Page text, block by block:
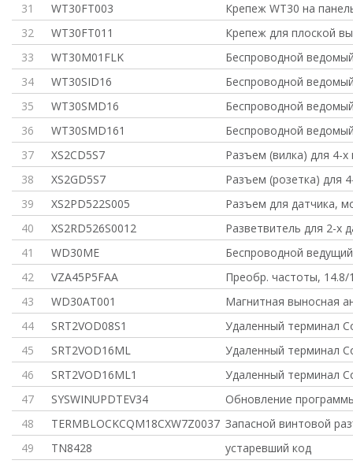
31
WT30FT003
Крепеж WT30 на
32
WT30FT011
Крепеж для плоской
33
WT30M01FLK
Беспроводной
34
WT30SID16
Беспроводной
35
WT30SMD16
Беспроводной
36
WT30SMD161
Беспроводной
37
XS2CD5S7
Разъем (вилка) для 4-х
38
XS2GD5S7
Разъем (розетка) для
39
XS2PD522S005
Разъем для датчика,
40
XS2RD526S0012
Разветвитель для 2-х
41
WD30ME
Беспроводной
42
VZA45P5FAA
Преобр. частоты, 14.8/
43
WD30AT001
Магнитная выносная
44
SRT2VOD08S1
Удаленный терминал
45
SRT2VOD16ML
Удаленный терминал
46
SRT2VOD16ML1
Удаленный терминал
47
SYSWINUPDTEV34
Обновление
48
TERMBLOCKCQM18CXW7Z0037 3Запасной винтовой
49
TN8428
устаревший код